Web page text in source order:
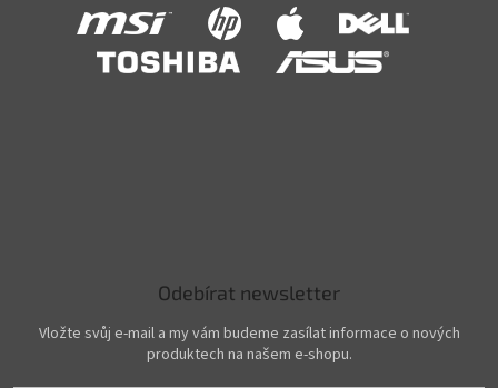
Odebírat newsletter
Vložte svůj e-mail a my vám budeme zasílat informace o nových
produktech na našem e-shopu.